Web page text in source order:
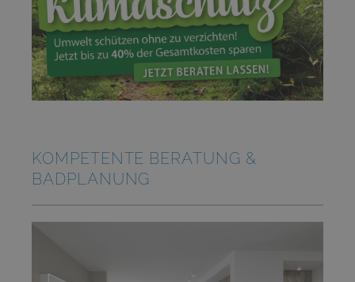
KOMPETENTE BERATUNG &
BADPLANUNG